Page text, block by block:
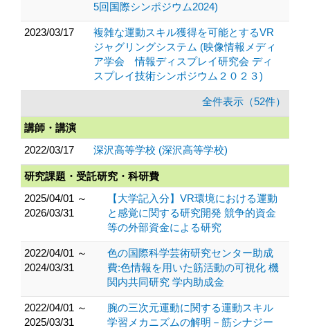
5回国際シンポジウム2024)
2023/03/17
複雑な運動スキル獲得を可能とするVR
ジャグリングシステム (映像情報メディ
ア学会 情報ディスプレイ研究会 ディ
スプレイ技術シンポジウム２０２３)
全件表示（52件）
講師・講演
2022/03/17
深沢高等学校 (深沢高等学校)
研究課題・受託研究・科研費
2025/04/01 ～
2026/03/31
【大学記入分】VR環境における運動
と感覚に関する研究開発 競争的資金
等の外部資金による研究
2022/04/01 ～
2024/03/31
色の国際科学芸術研究センター助成
費:色情報を用いた筋活動の可視化 機
関内共同研究 学内助成金
2022/04/01 ～
2025/03/31
腕の三次元運動に関する運動スキル
学習メカニズムの解明－筋シナジー